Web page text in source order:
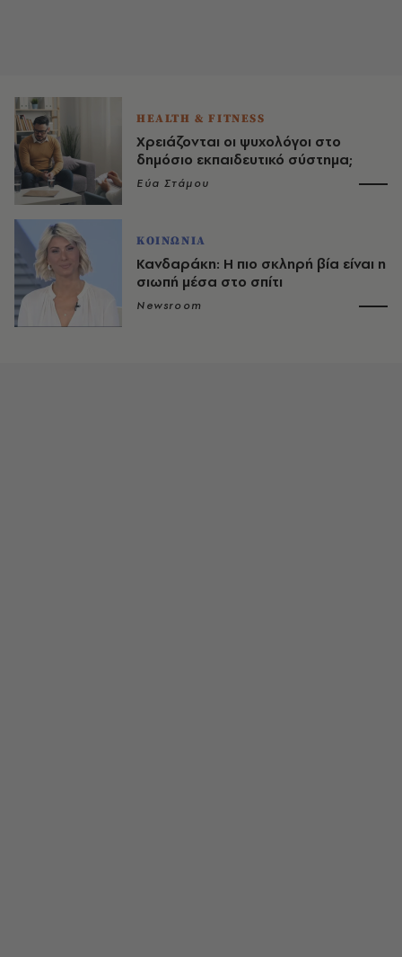
HEALTH & FITNESS
Χρειάζονται οι ψυχολόγοι στο
δημόσιο εκπαιδευτικό σύστημα;
Εύα Στάμου
ΚΟΙΝΩΝΙΑ
Κανδαράκη: Η πιο σκληρή βία είναι η
σιωπή μέσα στο σπίτι
Newsroom